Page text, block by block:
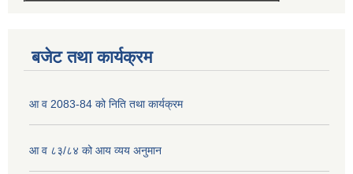
बजेट तथा कार्यक्रम
आ व 2083-84 को निति तथा कार्यक्रम
आ व ८३/८४ को आय व्यय अनुमान